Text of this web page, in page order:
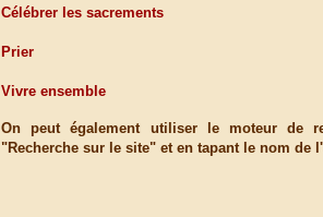
Célébrer les sacrements
Prier
Vivre ensemble
On peut également utiliser le moteur de
"Recherche sur le site" et en tapant le nom de